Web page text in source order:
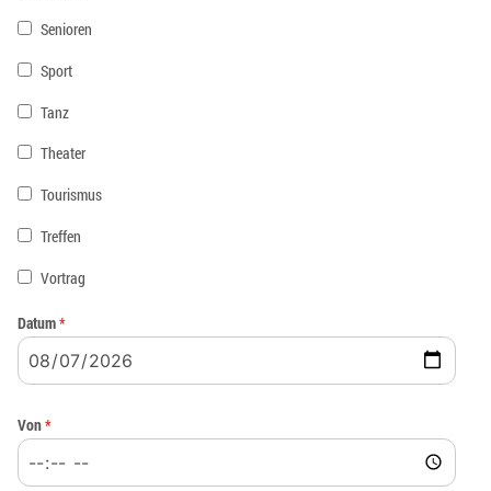
Senioren
Sport
Tanz
Theater
Tourismus
Treffen
Vortrag
Datum*
Von*